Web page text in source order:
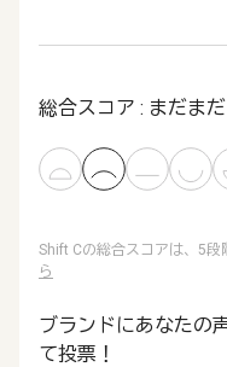
総合スコア : まだまだ
Shift Cの総合スコアは、5段
ら
ブランドにあなたの
て投票！